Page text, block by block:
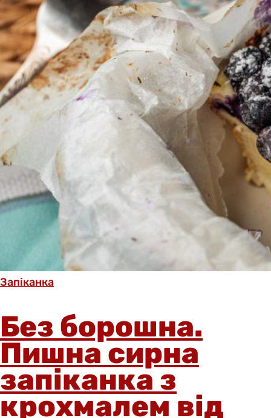
Запіканка
Без борошна.
Пишна сирна
запіканка з
крохмалем від